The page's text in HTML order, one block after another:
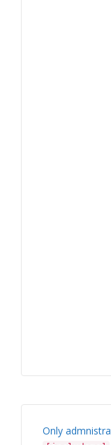
Only